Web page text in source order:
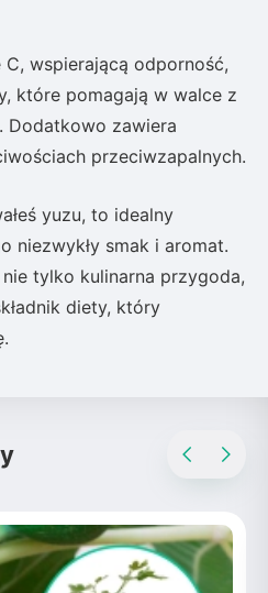
wspierającą odporność,
które pomagają w walce z
Dodatkowo zawiera
przeciwzapalnych.
yuzu, to idealny
niezwykły smak i aromat.
tylko kulinarna przygoda,
diety, który